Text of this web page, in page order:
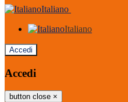
Italiano
Italiano
Accedi
Accedi
button close ×